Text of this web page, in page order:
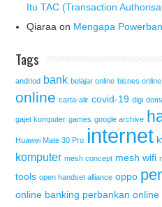
Itu TAC (Transaction
Qiaraa on Mengapa
Tags
andriod bank belajar online bisnes online
online carta-alir covid-19 digi
gajet komputer games google archive
Huawei Mate 30 Pro internet
komputer mesh concept mesh wifi
tools open handset alliance oppo
online banking perbankan online